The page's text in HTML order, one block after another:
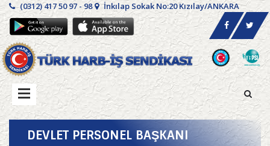
(0312) 417 50 97 - 98 İnkılap Sokak No:20 Kızılay/ANKARA
DEVLET PERSONEL BAŞKANI